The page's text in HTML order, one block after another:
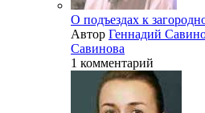
О подъездах к
Автор Геннадий
Савинова
1 комментарий